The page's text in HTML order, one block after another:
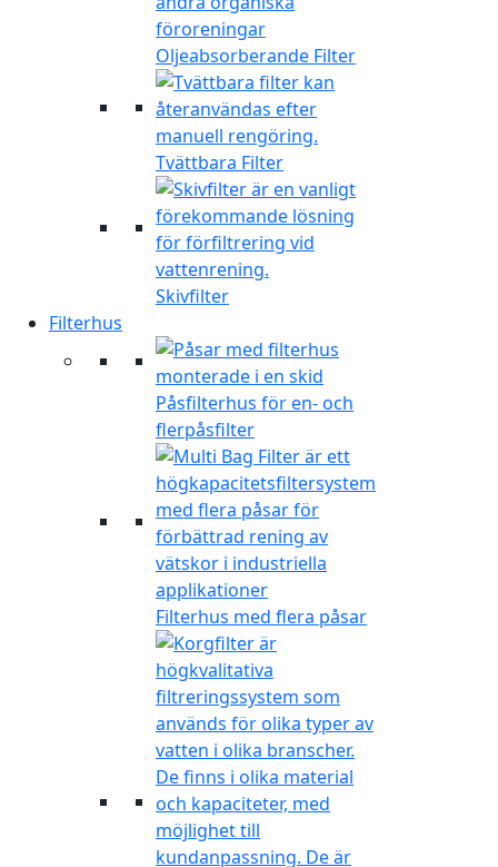
Oljeabsorberande Filter
Tvättbara Filter
Skivfilter
Filterhus
Påsfilterhus för en- och
flerpåsfilter
Filterhus med flera påsar